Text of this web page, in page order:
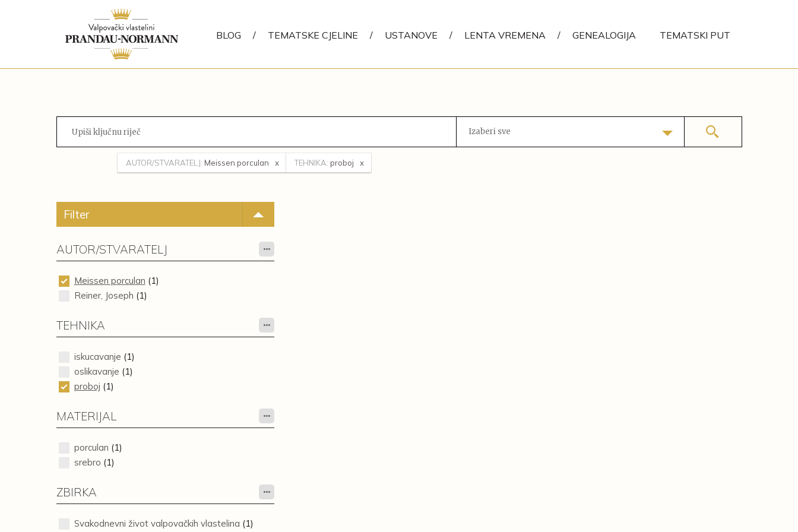
BLOG / TEMATSKE CJELINE / USTANOVE / LENTA VREMENA / GENEALOGIJA TEMATSKI PUT
Izaberi sve
AUTOR/STVARATELJ: Meissen porculan TEHNIKA: proboj
Filter
AUTOR/STVARATELJ
Meissen porculan (1)
Reiner, Joseph (1)
TEHNIKA
iskucavanje (1)
oslikavanje (1)
proboj (1)
MATERIJAL
porculan (1)
srebro (1)
ZBIRKA
Svakodnevni život valpovačkih vlastelina (1)